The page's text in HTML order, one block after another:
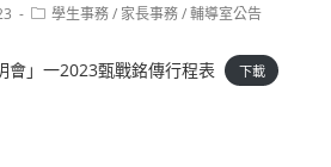
Post學生事務/ 家長事務/輔導室公告
會」一2023甄戰銘傳行程表 下載